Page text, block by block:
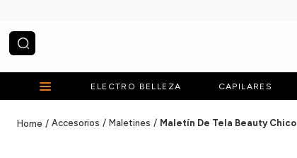
¿Qué estás buscando?
ELECTRO BELLEZA CAPILARES
Accesorios Maletines Maletín De Tela Beauty